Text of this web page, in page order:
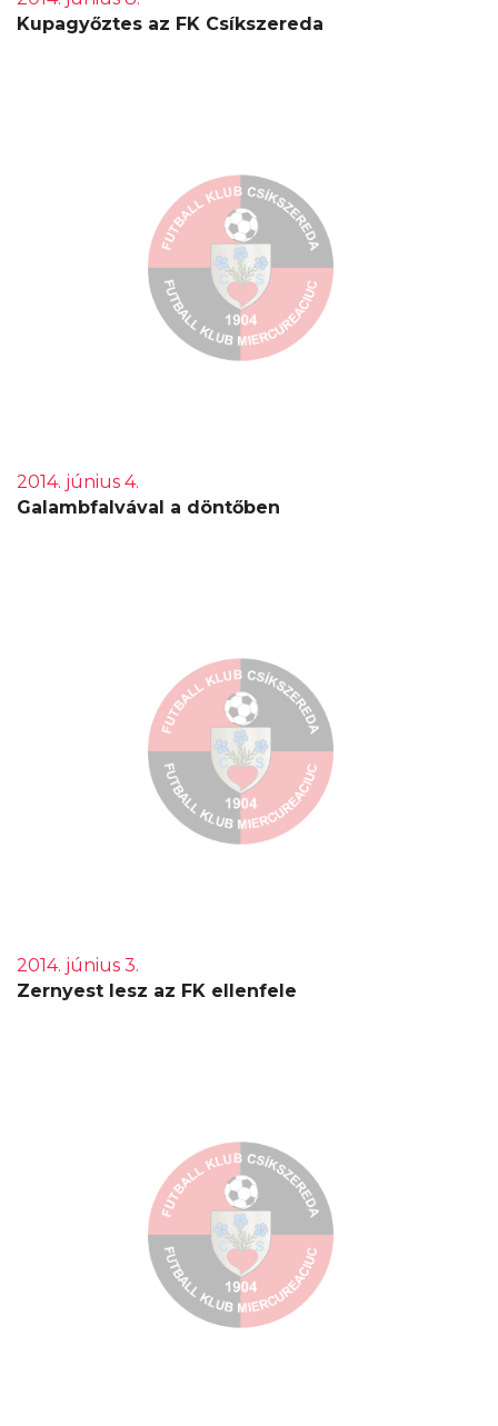
Kupagyőztes az FK Csíkszereda
2014. június 4.
Galambfalvával a döntőben
2014. június 3.
Zernyest lesz az FK ellenfele